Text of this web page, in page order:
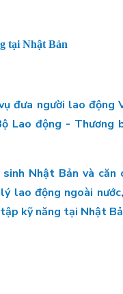
tại Nhật Bản
đưa người lao động
động - Thương
Nhật Bản và
lao động ngoài
kỹ năng tại Nhật